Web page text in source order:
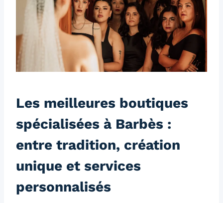
Les meilleures boutiques
spécialisées à Barbès :
entre tradition, création
unique et services
personnalisés